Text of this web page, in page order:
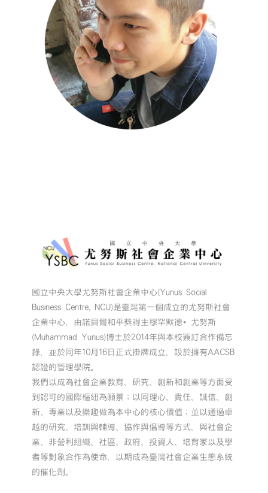
國立中央大學尤努斯社會企業中心(Yunus Social
Business Centre, NCU)是臺灣第一個成立的尤努斯社會
企業中心，由諾貝爾和平獎得主穆罕默德•尤努斯
(Muhammad Yunus)博士於2014年與本校簽訂合作備忘
錄，並於同年10月16日正式掛牌成立，設於擁有AACSB
認證的管理學院。
我們以成為社會企業教育、研究、創新和創業等方面受
到認可的國際樞紐為願景；以同理心、責任、誠信、創
新、專業以及樂趣做為本中心的核心價值；並以通過卓
越的研究、培訓與輔導、協作與倡導等方式，與社會企
業、非營利組織、社區、政府、投資人、培育家以及學
者等對象合作為使命，以期成為臺灣社會企業生態系統
的催化劑。